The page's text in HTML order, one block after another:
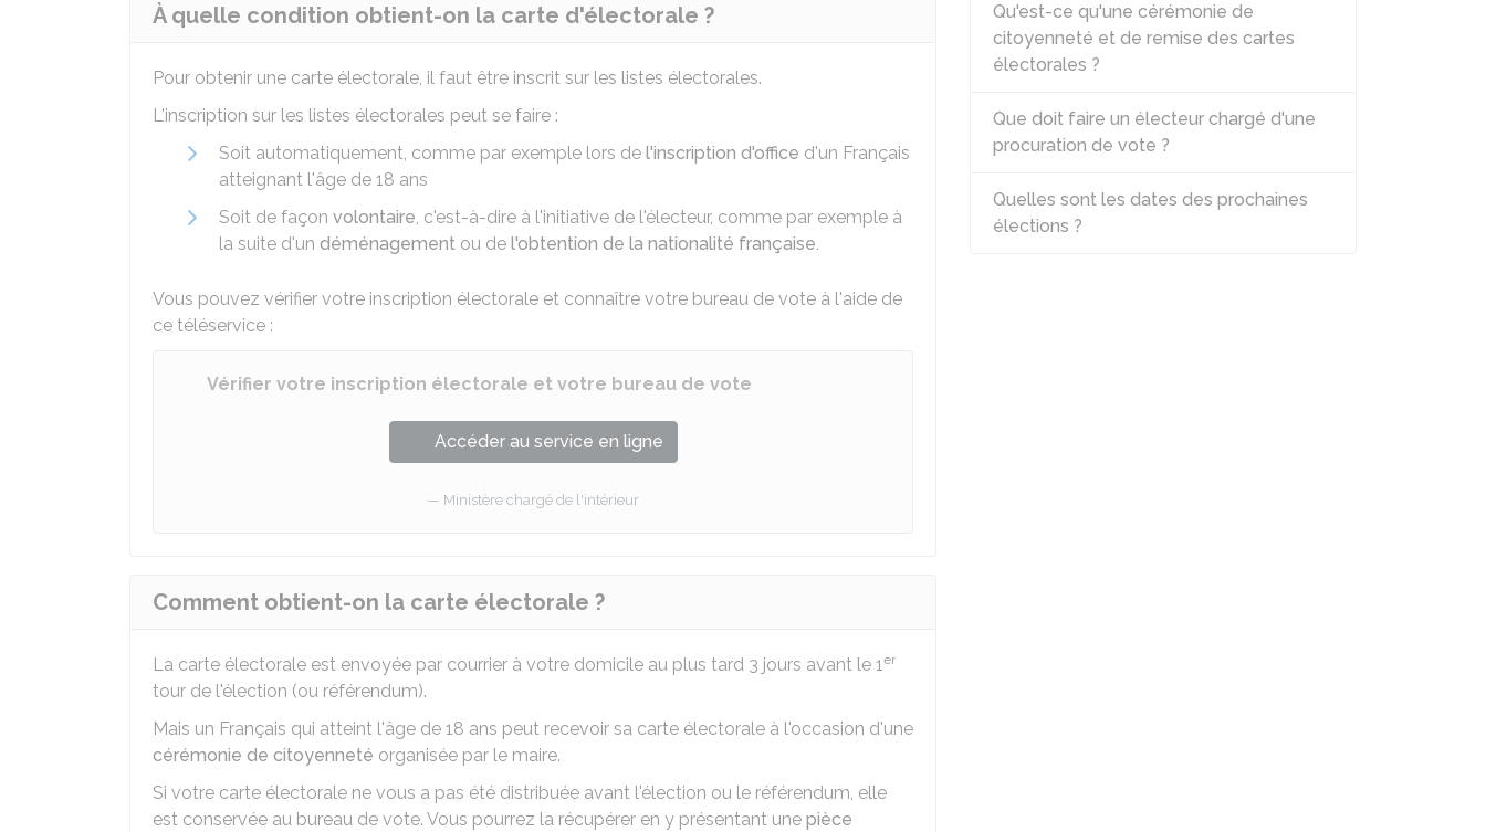
À quelle condition obtient-on la carte d'électorale ?
Pour obtenir une carte électorale, il faut être inscrit sur les listes électorales.
L'inscription sur les listes électorales peut se faire :
Soit automatiquement, comme par exemple lors de l'inscription d'office d'un Français
atteignant l'âge de 18 ans
Soit de façon volontaire, c'est-à-dire à l'initiative de l'électeur, comme par exemple à
la suite d'un déménagement ou de l'obtention de la nationalité française.
Vous pouvez vérifier votre inscription électorale et connaître votre bureau de vote à l'aide de
ce téléservice :
Vérifier votre inscription électorale et votre bureau de vote
Accéder au service en ligne
Ministère chargé de l'intérieur
Comment obtient-on la carte électorale ?
La carte électorale est envoyée par courrier à votre domicile au plus tard 3 jours avant le 1er
tour de l'élection (ou référendum).
Mais un Français qui atteint l'âge de 18 ans peut recevoir sa carte électorale à l'occasion d'une
cérémonie de citoyenneté organisée par le maire.
Si votre carte électorale ne vous a pas été distribuée avant l'élection ou le référendum, elle
est conservée au bureau de vote. Vous pourrez la récupérer en y présentant une pièce
Qu'est-ce qu'une cérémonie de
citoyenneté et de remise des cartes
électorales ?
Que doit faire un électeur chargé d'une
procuration de vote ?
Quelles sont les dates des prochaines
élections ?